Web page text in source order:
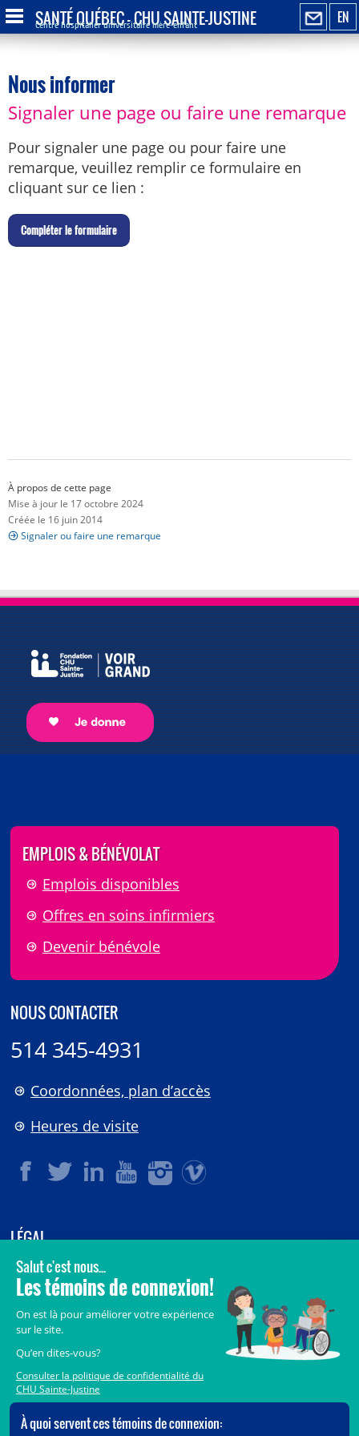
EN
SANTÉ QUÉBEC - CHU SAINTE-JUSTINE
Centre hospitalier universitaire mère-enfant
Nous informer
Signaler une page ou faire une remarque
Pour signaler une page ou pour faire une
remarque, veuillez remplir ce formulaire en
cliquant sur ce lien :
Compléter le formulaire
À propos de cette page
Mise à jour le 17 octobre 2024
Créée le 16 juin 2014
Signaler ou faire une remarque
EMPLOIS & BÉNÉVOLAT
Emplois disponibles
Offres en soins infirmiers
Devenir bénévole
NOUS CONTACTER
514 345-4931
Coordonnées, plan d’accès
Heures de visite
LÉGAL
© 2006-2026CHU Sainte-Justine.
Tous droits réservés.
Crédits
Accès aux documents des organismes publics